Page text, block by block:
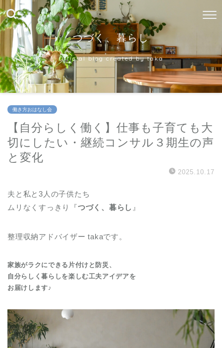
つづく、暮らし
Official blog created by taka
働き方おはなし会
【自分らしく働く】仕事も子育ても大
切にしたい・継続コンサル３期生の声
と変化
2025.10.17
夫と私と3人の子供たち
ムリなくすっきり『つづく、暮らし 』
整理収納アドバイザー takaです。
家族がラクにできる片付けと防災、
自分らしく暮らしを楽しむ工夫アイデアを
お届けします♪